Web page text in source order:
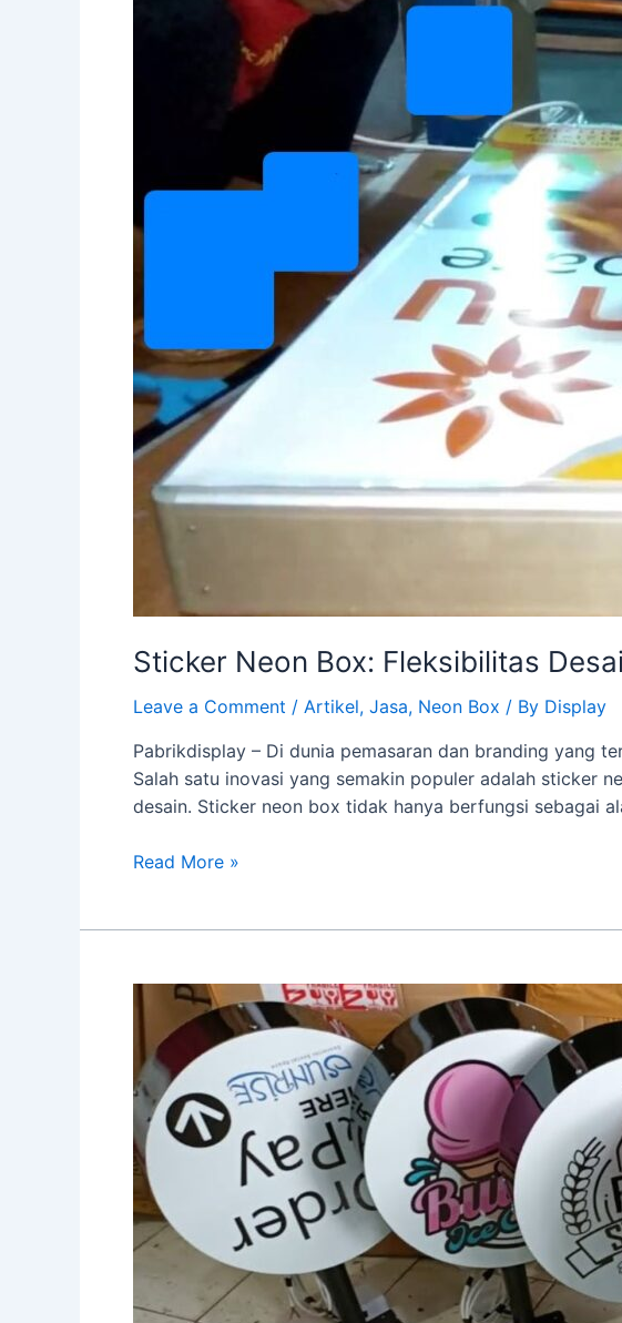
Sticker Neon Box: Fleksibilitas
Leave a Comment / Artikel, Jasa, Neon Box / By Display
Pabrikdisplay – Di dunia pemasaran dan branding yang
Salah satu inovasi yang semakin populer adalah sticker
desain. Sticker neon box tidak hanya berfungsi sebagai
Kebutuhan
Read More »
Rangka
Neon
Box
Bulat:
Desain
Unik
untuk
Menarik
Perhatian
Pelanggan